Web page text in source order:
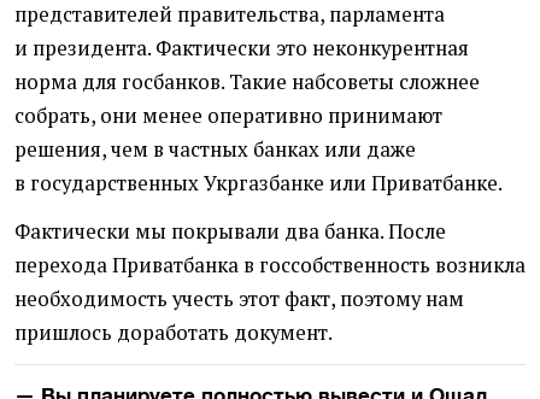
представителей правительства, парламента
и президента. Фактически это неконкурентная
норма для госбанков. Такие набсоветы сложнее
собрать, они менее оперативно принимают
решения, чем в частных банках или даже
в государственных Укргазбанке или Приватбанке.
Фактически мы покрывали два банка. После
перехода Приватбанка в госсобственность возникла
необходимость учесть этот факт, поэтому нам
пришлось доработать документ.